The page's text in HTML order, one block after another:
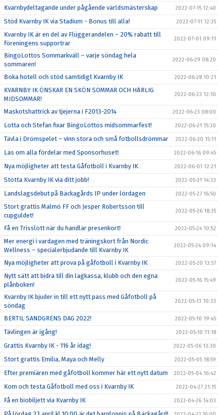
Kvarnbydeltagande under pågående världsmästerskap 2022-07-15 12:40
Stöd Kvarnby IK via Stadium - Bonus till alla! 2022-07-11 12:35
Kvarnby IK är en del av Flüggerandelen – 20% rabatt till
föreningens supportrar
2022-07-01 09:11
BingoLottos Sommarkväll – varje söndag hela
sommaren!
2022-06-29 08:20
Boka hotell och stöd samtidigt Kvarnby IK 2022-06-28 10:21
KVARNBY IK ÖNSKAR EN SKÖN SOMMAR OCH HÄRLIG
MIDSOMMAR!
2022-06-23 12:10
Maskotshattrick av tjejerna i F2013-2014 2022-06-23 08:00
Lotta och Stefan fixar BingoLottos midsommarfest! 2022-06-21 15:30
Tävla i Drömspelet – vinn stora och små fotbollsdrömmar 2022-06-20 15:11
Läs om alla fördelar med Sponsorhuset! 2022-06-16 09:45
Nya möjligheter att testa Gåfotboll i Kvarnby IK 2022-06-01 12:21
Stötta Kvarnby IK via ditt jobb! 2022-05-31 14:33
Landslagsdebut på Bäckagårds IP under lördagen 2022-05-27 16:50
Stort grattis Malmö FF och Jesper Robertsson till
cupguldet!
2022-05-26 18:35
Få en Trisslott när du handlar presenkort! 2022-05-24 10:52
Mer energi i vardagen med träningskort från Nordic
Wellness – specialerbjudande till Kvarnby IK
2022-05-24 09:14
Nya möjligheter att prova på gåfotboll i Kvarnby IK 2022-05-20 13:57
Nytt sätt att bidra till din lagkassa, klubb och den egna
plånboken!
2022-05-16 15:49
Kvarnby IK bjuder in till ett nytt pass med Gåfotboll på
söndag
2022-05-13 10:33
BERTIL SANDGRENS DAG 2022! 2022-05-10 19:45
Tävlingen är igång! 2022-05-10 11:18
Grattis Kvarnby IK - 116 år idag! 2022-05-06 13:30
Stort grattis Emilia, Maya och Melly 2022-05-05 18:59
Efter premiären med gåfotboll kommer här ett nytt datum 2022-05-04 16:42
Kom och testa Gåfotboll med oss i Kvarnby IK 2022-04-27 21:15
Få en biobiljett via Kvarnby IK 2022-04-26 14:03